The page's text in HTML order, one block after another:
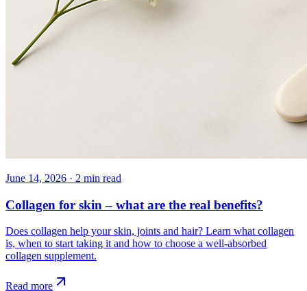
June 14, 2026 · 2 min read
Collagen for skin – what are the real benefits?
Does collagen help your skin, joints and hair? Learn what collagen
is, when to start taking it and how to choose a well-absorbed
collagen supplement.
Read more